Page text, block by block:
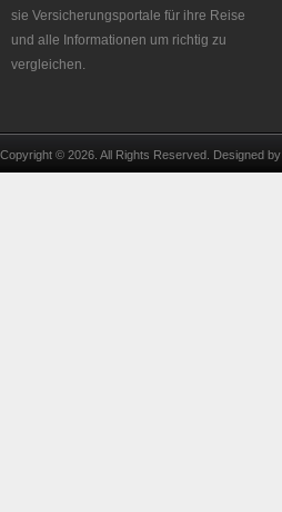
sie Versicherungsportale für ihre Reise
und alle Informationen um richtig zu
vergleichen.
Copyright © 2026. All Rights Reserved. Designed by